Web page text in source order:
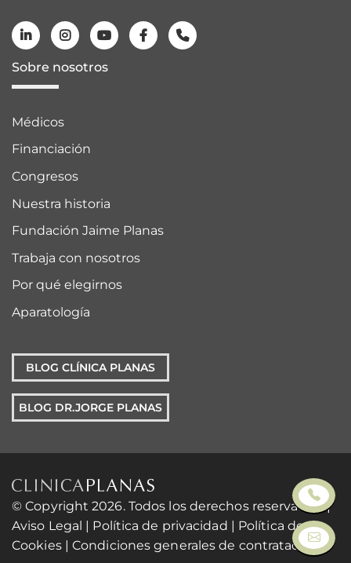
Sobre nosotros
Médicos
Financiación
Congresos
Nuestra historia
Fundación Jaime Planas
Trabaja con nosotros
Por qué elegirnos
Aparatología
BLOG CLÍNICA PLANAS
BLOG DR.JORGE PLANAS
© Copyright 2026. Todos los derechos reservados. |
Aviso Legal | Política de privacidad | Política de
Cookies|Condiciones generales de contratación